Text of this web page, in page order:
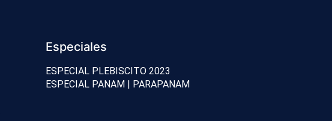
Especiales
ESPECIAL PLEBISCITO 2023
ESPECIAL PANAM | PARAPANAM